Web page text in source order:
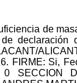
de
FIRME: Si,
SECCION